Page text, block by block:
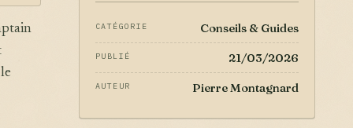
CATÉGORIE Conseils & Guides
PUBLIÉ 21/03/2026
AUTEUR Pierre Montagnard